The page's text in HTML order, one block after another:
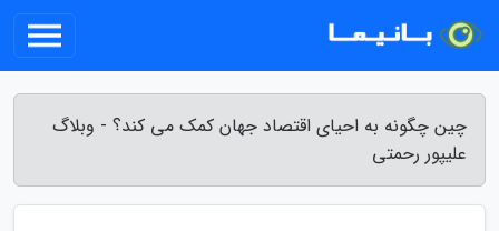
چین چگونه به احیای اقتصاد جهان کمک می کند؟ - وبلاگ
علیپور رحمتی